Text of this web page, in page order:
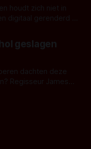
houdt zich niet in
digitaal gerenderd en
onheilspellends,
met ieder woord
geslagen
dachten deze
Regisseur James